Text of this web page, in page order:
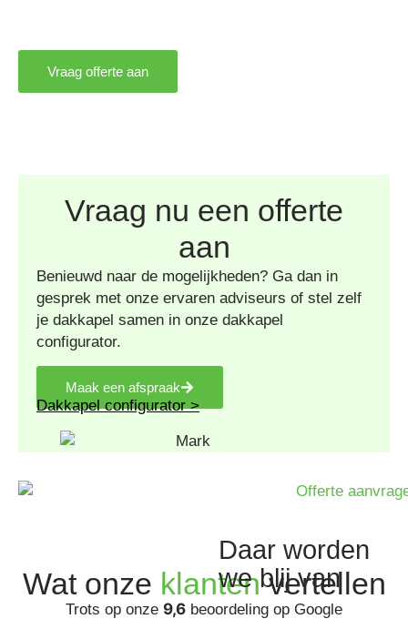
Vraag offerte aan
Vraag nu een offerte
aan
Benieuwd naar de mogelijkheden? Ga dan in
gesprek met onze ervaren adviseurs of stel zelf
je dakkapel samen in onze dakkapel
configurator.
Maak een afspraak
Dakkapel configurator >
Wat onze klantenvertellen
Trots op onze 9,6 beoordeling op Google
Daar worden
we blij van